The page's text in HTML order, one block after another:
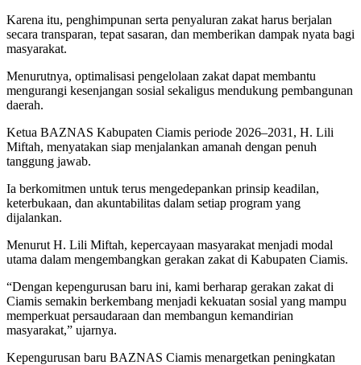
Karena itu, penghimpunan serta penyaluran zakat harus berjalan
secara transparan, tepat sasaran, dan memberikan dampak nyata bagi
masyarakat.
Menurutnya, optimalisasi pengelolaan zakat dapat membantu
mengurangi kesenjangan sosial sekaligus mendukung pembangunan
daerah.
Ketua BAZNAS Kabupaten Ciamis periode 2026–2031, H. Lili
Miftah, menyatakan siap menjalankan amanah dengan penuh
tanggung jawab.
Ia berkomitmen untuk terus mengedepankan prinsip keadilan,
keterbukaan, dan akuntabilitas dalam setiap program yang
dijalankan.
Menurut H. Lili Miftah, kepercayaan masyarakat menjadi modal
utama dalam mengembangkan gerakan zakat di Kabupaten Ciamis.
“Dengan kepengurusan baru ini, kami berharap gerakan zakat di
Ciamis semakin berkembang menjadi kekuatan sosial yang mampu
memperkuat persaudaraan dan membangun kemandirian
masyarakat,” ujarnya.
Kepengurusan baru BAZNAS Ciamis menargetkan peningkatan